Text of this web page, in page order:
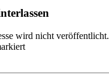
wird nicht veröffentlicht.